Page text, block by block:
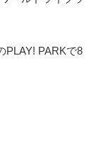
PLAY! PARKで8